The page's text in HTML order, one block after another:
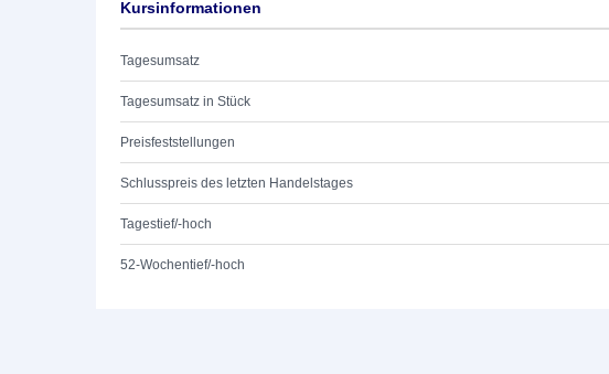
Kursinformationen
Tagesumsatz
Tagesumsatz in Stück
Preisfeststellungen
Schlusspreis des letzten Handelstages
Tagestief/-hoch
52-Wochentief/-hoch